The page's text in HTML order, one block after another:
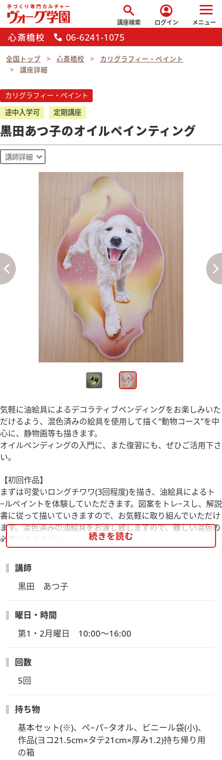
search
講座検索
account_circle
ログイン メニュー
心斎橋校 call 06-6241-1075
全国トップ 心斎橋校
カリグラフィー・ペイント
講座詳細
カリグラフィー・ペイント
途中入学可
定期講座
黒田あつ子のオイルペインティング
講師詳細
気軽に油絵具によるデコラティブペンディングをお楽しみいた
だけるよう、混色済みの絵具を使用して描く“動物コース”を中
心に、静物画等も描きます。
オイルペンディングの入門に、また復習にも、ぜひご活用下さ
い。
【初回作品】
まずは可愛いロングチワワ(3回程度)を描き、油絵具によるト
−ルペイントを体験していただきます。図案をトレ−スし、解説
書に従って描いていきますので、お気軽に取り組んでいただけ
ます。混色済みの油絵具をお渡し致しますので、難しい混色の
必要もありません。
2作品目以降は、お教室にて様々な作品をご紹介致しますの
で、技術レベルに合わせお好みの作品を選んでいただき、レッ
スンを進めていきます。
べるオイルカリキュラムコ−ス、色彩学コ−スなどもご用意が
ございます。
初回は下記＜持ち物＞に記載のものをご持参ください。
その他ペイントに必要なお道具は、初回のみ貸出いたします。
初回レッスン時、必要なお道具を講師へご注文いただき2回目
全て購入された場合の合計金額は30,000円程度です。（昨今、
イベント用具の価格が大変変動しやすいため、金額は変更にな
る場合がございます。）
続きを読む
講師
黒田　あつ子
曜日・時間
第1・2月曜日　10:00～16:00
回数
5回
持ち物
基本セット(※)、ペ−パ−タオル、ビニール袋(小)、
作品(ヨコ21.5cm×タテ21cm×厚み1.2)持ち帰り用
の箱